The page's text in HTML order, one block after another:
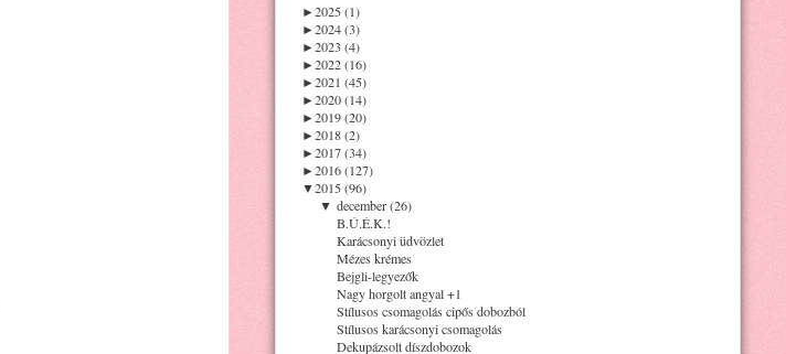
►2025 (1)
►2024 (3)
►2023 (4)
►2022 (16)
►2021 (45)
►2020 (14)
►2019 (20)
►2018 (2)
►2017 (34)
►2016 (127)
▼2015 (96)
▼ december (26)
B.Ú.É.K.!
Karácsonyi üdvözlet
Mézes krémes
Bejgli-legyezők
Nagy horgolt angyal +1
Stílusos csomagolás cipős dobozból
Stílusos karácsonyi csomagolás
Dekupázsolt díszdobozok